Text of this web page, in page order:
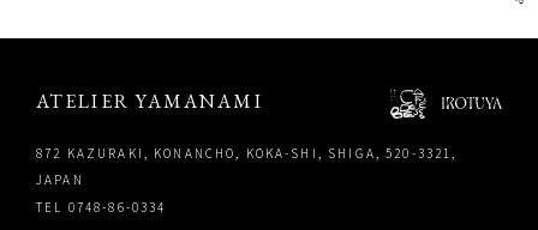
ATELIER YAMANAMI YouTube
872 KAZURAKI, KONANCHO, KOKA-SHI, SHIGA, 520-3321,
JAPAN
TEL 0748-86-0334